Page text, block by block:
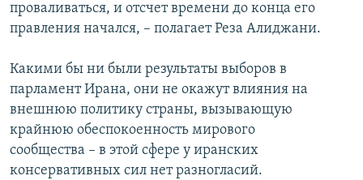
проваливаться, и отсчет времени до конца его
правления начался, – полагает Реза Алиджани.
Какими бы ни были результаты выборов в
парламент Ирана, они не окажут влияния на
внешнюю политику страны, вызывающую
крайнюю обеспокоенность мирового
сообщества – в этой сфере у иранских
консервативных сил нет разногласий.